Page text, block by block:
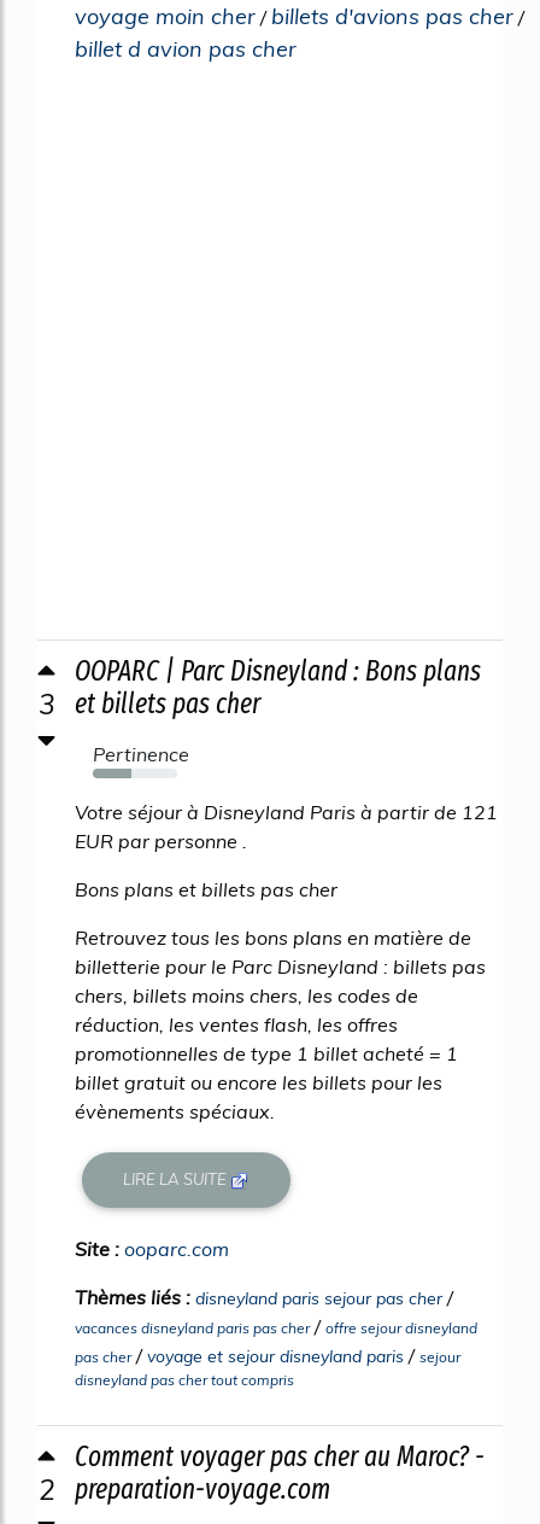
voyage moin cher / billets d'avions pas cher /
billet d avion pas cher
3
OOPARC | Parc Disneyland : Bons plans
et billets pas cher
Pertinence
45%
Votre séjour à Disneyland Paris à partir de 121
EUR par personne .
Bons plans et billets pas cher
Retrouvez tous les bons plans en matière de
billetterie pour le Parc Disneyland : billets pas
chers, billets moins chers, les codes de
réduction, les ventes flash, les offres
promotionnelles de type 1 billet acheté = 1
billet gratuit ou encore les billets pour les
évènements spéciaux.
LIRE LA SUITE
Site : ooparc.com
Thèmes liés : disneyland paris sejour pas cher/
vacances disneyland paris pas cher/ offre sejour disneyland
pas cher/voyage et sejour disneyland paris / sejour
disneyland pas cher tout compris
2
Comment voyager pas cher au Maroc? -
preparation-voyage.com